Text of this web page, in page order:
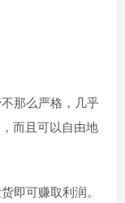
那么严格，几乎
而且可以自由地
即可赚取利润。